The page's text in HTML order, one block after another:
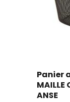
Panier
MAILLE
ANSE